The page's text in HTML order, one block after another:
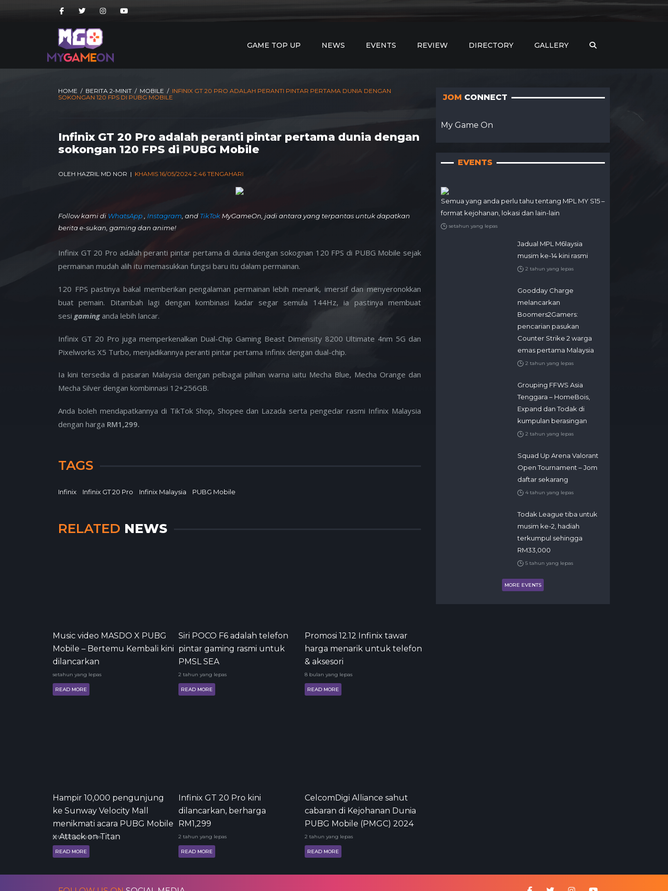
GAME TOP UP NEWS EVENTS REVIEW DIRECTORY GALLERY
HOME / BERITA 2-MINIT / MOBILE / INFINIX GT 20 PRO ADALAH PERANTI PINTAR PERTAMA DUNIA DENGAN
SOKONGAN 120 FPS DI PUBG MOBILE
Infinix GT 20 Pro adalah peranti pintar pertama dunia dengan
sokongan 120 FPS di PUBG Mobile
OLEH HAZRIL MD NOR | KHAMIS 16/05/2024 2:46 TENGAHARI
Follow kami di WhatsApp Instagram , and TikTok MyGameOn, jadi antara yang terpantas untuk dapatkan
berita e-sukan, gaming dan anime!
Infinix GT 20 Pro adalah peranti pintar pertama di dunia dengan sokognan 120 FPS di PUBG Mobile sejak
permainan mudah alih itu memasukkan fungsi baru itu dalam permainan.
120 FPS pastinya bakal memberikan pengalaman permainan lebih menarik, imersif dan menyeronokkan
buat pemain. Ditambah lagi dengan kombinasi kadar segar semula 144Hz, ia pastinya membuat
sesi gaminganda lebih lancar.
Infinix GT 20 Pro juga memperkenalkan Dual-Chip Gaming Beast Dimensity 8200 Ultimate 4nm 5G dan
Pixelworks X5 Turbo, menjadikannya peranti pintar pertama Infinix dengan dual-chip.
Ia kini tersedia di pasaran Malaysia dengan pelbagai pilihan warna iaitu Mecha Blue, Mecha Orange dan
Mecha Silver dengan kombinnasi 12+256GB.
Anda boleh mendapatkannya di TikTok Shop, Shopee dan Lazada serta pengedar rasmi Infinix Malaysia
dengan harga RM1,299.
TAGS
Infinix Infinix GT 20 Pro Infinix Malaysia PUBG Mobile
RELATED NEWS
Music video MASDO X PUBG
Mobile – Bertemu Kembali kini
dilancarkan
setahun yang lepas
READ MORE
Siri POCO F6 adalah telefon
pintar gaming rasmi untuk
PMSL SEA
2 tahun yang lepas
READ MORE
Promosi 12.12 Infinix tawar
harga menarik untuk telefon
& aksesori
8 bulan yang lepas
READ MORE
Hampir 10,000 pengunjung
ke Sunway Velocity Mall
menikmati acara PUBG Mobile
x Attack on Titan
setahun yang lepas
READ MORE
Infinix GT 20 Pro kini
dilancarkan, berharga
RM1,299
2 tahun yang lepas
READ MORE
CelcomDigi Alliance sahut
cabaran di Kejohanan Dunia
PUBG Mobile (PMGC) 2024
2 tahun yang lepas
READ MORE
JOM CONNECT
My Game On
EVENTS
Semua yang anda perlu tahu tentang MPL MY S15 –
format kejohanan, lokasi dan lain-lain
setahun yang lepas
Jadual MPL M6laysia
musim ke-14 kini rasmi
2 tahun yang lepas
Goodday Charge
melancarkan
Boomers2Gamers:
pencarian pasukan
Counter Strike 2 warga
emas pertama Malaysia
2 tahun yang lepas
Grouping FFWS Asia
Tenggara – HomeBois,
Expand dan Todak di
kumpulan berasingan
2 tahun yang lepas
Squad Up Arena Valorant
Open Tournament – Jom
daftar sekarang
4 tahun yang lepas
Todak League tiba untuk
musim ke-2, hadiah
terkumpul sehingga
RM33,000
5 tahun yang lepas
MORE EVENTS